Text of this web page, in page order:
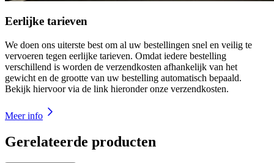
Eerlijke tarieven
We doen ons uiterste best om al uw bestellingen snel en veilig te
vervoeren tegen eerlijke tarieven. Omdat iedere bestelling
verschillend is worden de verzendkosten afhankelijk van het
gewicht en de grootte van uw bestelling automatisch bepaald.
Bekijk hiervoor via de link hieronder onze verzendkosten.
Meer info
Gerelateerde producten